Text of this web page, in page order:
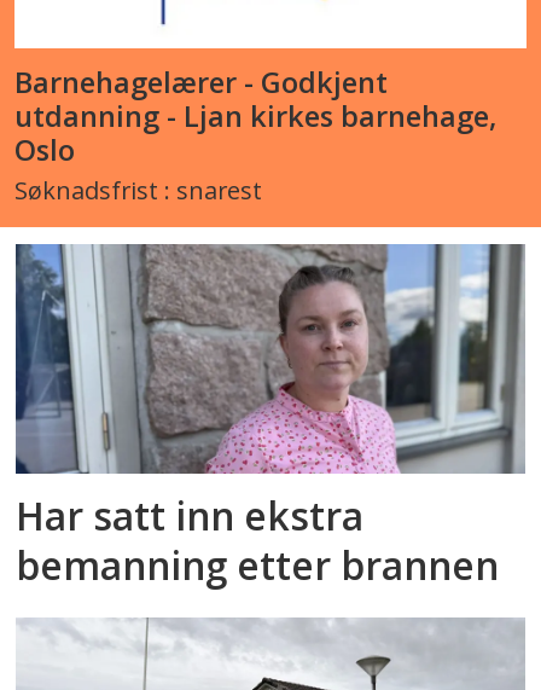
Barnehagelærer - Godkjent
utdanning - Ljan kirkes barnehage,
Oslo
Søknadsfrist : snarest
Har satt inn ekstra
bemanning etter brannen